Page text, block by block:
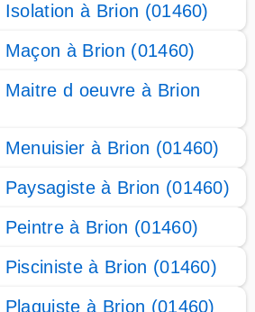
à Brion (01460)
à Brion (01460)
d oeuvre à Brion
à Brion (01460)
à Brion (01460)
à Brion (01460)
à Brion (01460)
à Brion (01460)